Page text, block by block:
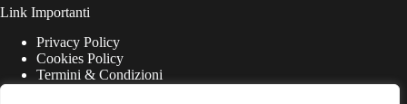
Link Importanti
Privacy Policy
Cookies Policy
Termini & Condizioni